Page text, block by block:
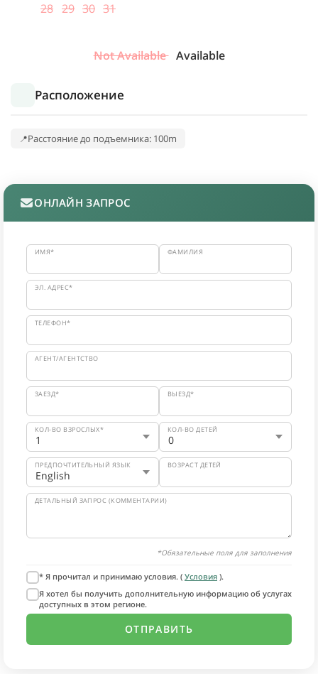
28 29 30 31
Not Available Available
Расположение
Расстояние до подъемника: 100m
ОНЛАЙН ЗАПРОС
ИМЯ* ФАМИЛИЯ
ЭЛ. АДРЕС*
ТЕЛЕФОН*
АГЕНТ/АГЕНТСТВО
ЗАЕЗД* ВЫЕЗД*
КОЛ-ВО ВЗРОСЛЫХ* КОЛ-ВО ДЕТЕЙ
ПРЕДПОЧТИТЕЛЬНЫЙ ЯЗЫК ВОЗРАСТ ДЕТЕЙ
ДЕТАЛЬНЫЙ ЗАПРОС (КОММЕНТАРИИ)
*Обязательные поля для заполнения
* Я прочитал и принимаю условия. ( Условия ).
Я хотел бы получить дополнительную информацию об услугах
доступных в этом регионе.